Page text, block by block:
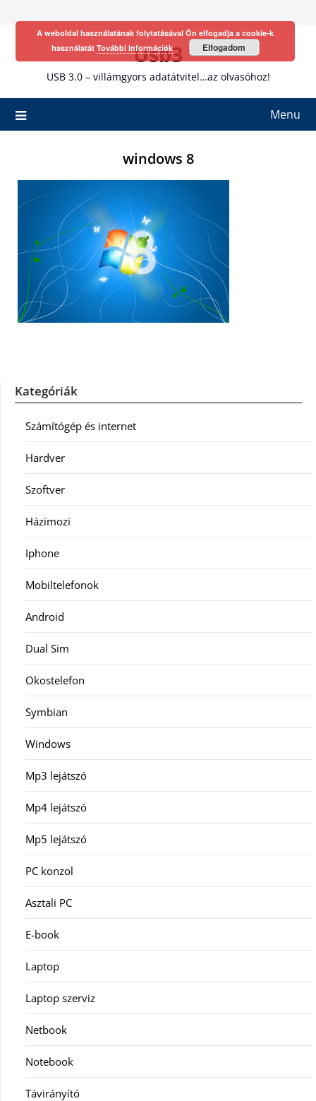
Usb3
USB 3.0 – villámgyors adatátvitel…az olvasóhoz!
Menu
windows 8
Kategóriák
Számítógép és internet
Hardver
Szoftver
Házimozi
Iphone
Mobiltelefonok
Android
Dual Sim
Okostelefon
Symbian
Windows
Mp3 lejátszó
Mp4 lejátszó
Mp5 lejátszó
PC konzol
Asztali PC
E-book
Laptop
Laptop szerviz
Netbook
Notebook
Távirányító
A weboldal használatának folytatásával Ön elfogadja a cookie-k
használatát További információk Elfogadom